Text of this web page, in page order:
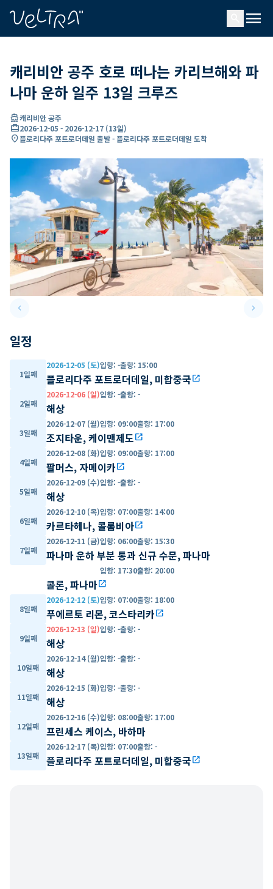
menu
캐리비안 공주 호로 떠나는 카리브해와 파
나마 운하 일주 13일 크루즈
directions_boat캐리비안 공주
card_travel2026-12-05 - 2026-12-17 (13일)
location_on플로리다주 포트로더데일 출발 - 플로리다주 포트로더데일 도착
keyboard_arrow_leftPrevious slide keyboard_arrow_right
일정
1일째
2026-12-05 (토)입항: -출항: 15:00
플로리다주 포트로더데일, 미합중국open_in_new
2일째
2026-12-06 (일)입항: -출항: -
해상
3일째
2026-12-07 (월)입항: 09:00출항: 17:00
조지타운, 케이맨제도open_in_new
4일째
2026-12-08 (화)입항: 09:00출항: 17:00
팔머스, 자메이카open_in_new
5일째
2026-12-09 (수)입항: -출항: -
해상
6일째
2026-12-10 (목)입항: 07:00출항: 14:00
카르타헤나, 콜롬비아open_in_new
7일째
2026-12-11 (금)입항: 06:00출항: 15:30
파나마 운하 부분 통과 신규 수문, 파나마
입항: 17:30출항: 20:00
콜론, 파나마open_in_new
8일째
2026-12-12 (토)입항: 07:00출항: 18:00
푸에르토 리몬, 코스타리카open_in_new
9일째
2026-12-13 (일)입항: -출항: -
해상
10일째
2026-12-14 (월)입항: -출항: -
해상
11일째
2026-12-15 (화)입항: -출항: -
해상
12일째
2026-12-16 (수)입항: 08:00출항: 17:00
프린세스 케이스, 바하마
13일째
2026-12-17 (목)입항: 07:00출항: -
플로리다주 포트로더데일, 미합중국open_in_new